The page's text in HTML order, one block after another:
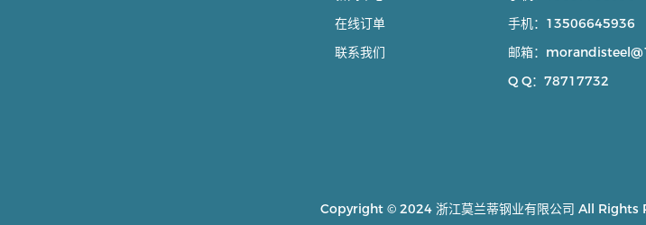
在线订单
联系我们
手机： 13506645936
邮箱：
Q Q： 78717732
Copyright © 2024 浙江莫兰蒂钢业有限公司 All Rights